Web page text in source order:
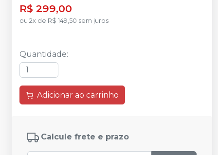
R$ 299,00
ou 2x de R$ 149,50 sem juros
Quantidade:
Adicionar ao carrinho
Calcule frete e prazo